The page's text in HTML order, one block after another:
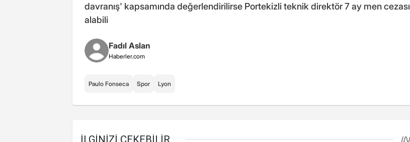
davranış' kapsamında değerlendirilirse Portekizli teknik direktör 7 ay men cezası
alabili
Fadıl Aslan
Haberler.com
Paulo Fonseca Spor Lyon